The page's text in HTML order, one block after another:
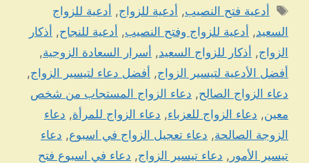
الوسوم
أدعية فتح النصيب, أدعية للزواج, أدعية للزواج
السعيد, أدعية للزواج وفتح النصيب, أدعية للنجاح, أذكار
الزواج, أذكار للزواج السعيد, أسرار السعادة الزوجية,
أفضل الأدعية لتيسير الزواج, أفضل دعاء لتيسير الزواج,
دعاء الزواج الصالح, دعاء الزواج المستجاب من شخص
معين, دعاء الزواج للعزباء, دعاء الزواج للمرأة, دعاء
الزوجة الصالحة, دعاء تعجيل الزواج في اسبوع, دعاء
تيسير الأمور , دعاء تيسير الزواج, دعاء في اسبوع فتح